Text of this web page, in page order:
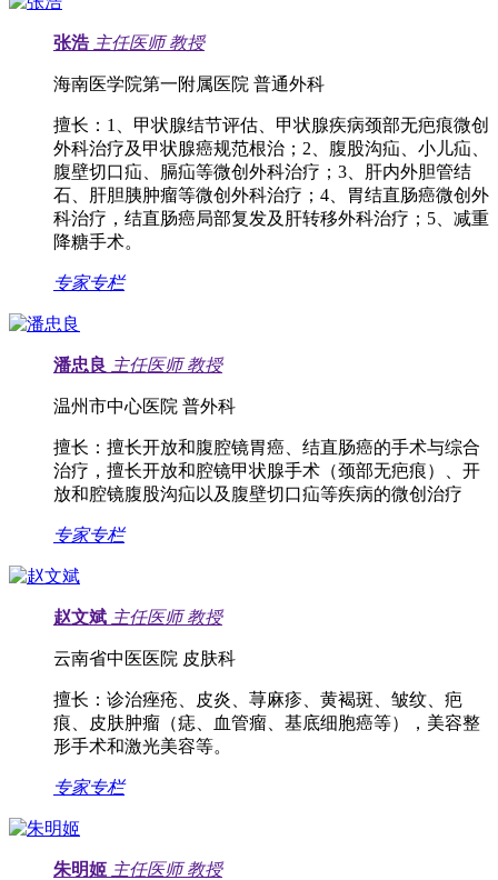
张浩 主任医师 教授
海南医学院第一附属医院 普通外科
擅长： 1、甲状腺结节评估、甲状腺疾病颈部无疤痕微创
外科治疗及甲状腺癌规范根治；2、腹股沟疝、小儿疝、
腹壁切口疝、膈疝等微创外科治疗；3、肝内外胆管结
石、肝胆胰肿瘤等微创外科治疗；4、胃结直肠癌微创外
科治疗，结直肠癌局部复发及肝转移外科治疗；5、减重
降糖手术。
专家专栏
潘忠良 主任医师 教授
温州市中心医院 普外科
擅长： 擅长开放和腹腔镜胃癌、结直肠癌的手术与综合
治疗，擅长开放和腔镜甲状腺手术（颈部无疤痕）、开
放和腔镜腹股沟疝以及腹壁切口疝等疾病的微创治疗
专家专栏
赵文斌 主任医师 教授
云南省中医医院 皮肤科
擅长： 诊治痤疮、皮炎、荨麻疹、黄褐斑、皱纹、疤
痕、皮肤肿瘤（痣、血管瘤、基底细胞癌等），美容整
形手术和激光美容等。
专家专栏
朱明姬 主任医师 教授